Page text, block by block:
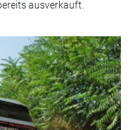
ausverkauft.